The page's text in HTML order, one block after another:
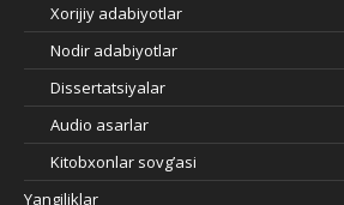
Xorijiy adabiyotlar
Nodir adabiyotlar
Dissertatsiyalar
Audio asarlar
Kitobxonlar sovg’asi
Yangiliklar